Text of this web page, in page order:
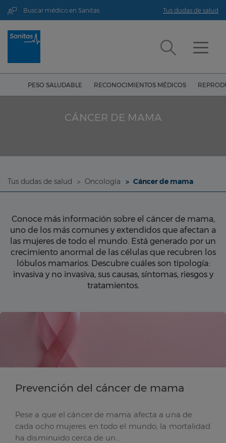
Buscar médico en Sanitas Tus dudas de salud
PESO SALUDABLE RECONOCIMIENTOS MÉDICOS
CÁNCER DE MAMA
Tus dudas de salud Oncología Cáncer de mama
Conoce más información sobre el cáncer de mama,
uno de los más comunes y extendidos que afectan a
las mujeres de todo el mundo. Está generado por un
crecimiento anormal de las células que recubren los
lóbulos mamarios. Descubre cuáles son tipología:
invasiva y no invasiva, sus causas, síntomas, riesgos y
tratamientos.
Prevención del cáncer de mama
Pese a que el cáncer de mama afecta a una de
cada ocho mujeres en todo el mundo, la mortalidad
ha disminuido cerca de un...